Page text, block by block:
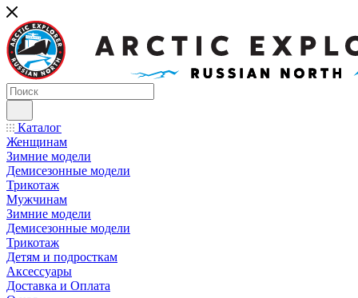
Каталог
Женщинам
Зимние модели
Демисезонные модели
Трикотаж
Мужчинам
Зимние модели
Демисезонные модели
Трикотаж
Детям и подросткам
Аксессуары
Доставка и Оплата